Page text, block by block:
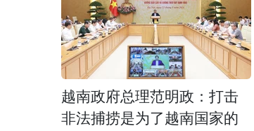
越南政府总理范明政：打击
非法捕捞是为了越南国家的